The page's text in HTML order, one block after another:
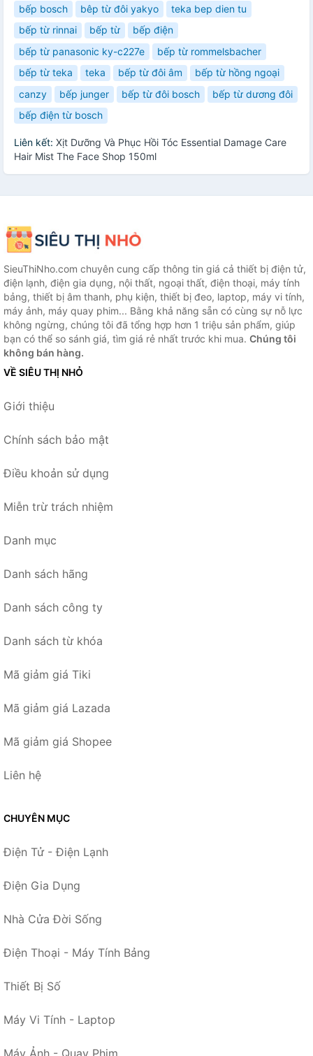
bếp bosch
bêp từ đôi yakyo
teka bep dien tu
bếp từ rinnai
bếp từ
bếp điện
bếp từ panasonic ky-c227e
bếp từ rommelsbacher
bếp từ teka
teka bếp từ đôi âm
bếp từ hồng ngoại
canzy
bếp junger bếp từ đôi bosch
bếp từ dương đôi
bếp điện từ bosch
Liên kết: Xịt Dưỡng Và Phục Hồi Tóc Essential Damage Care
Hair Mist The Face Shop 150ml
SieuThiNho.com chuyên cung cấp thông tin giá cả thiết bị điện tử,
điện lạnh, điện gia dụng, nội thất, ngoại thất, điện thoại, máy tính
bảng, thiết bị âm thanh, phụ kiện, thiết bị đeo, laptop, máy vi tính,
máy ảnh, máy quay phim... Bằng khả năng sẵn có cùng sự nỗ lực
không ngừng, chúng tôi đã tổng hợp hơn 1 triệu sản phẩm, giúp
bạn có thể so sánh giá, tìm giá rẻ nhất trước khi mua. Chúng tôi
không bán hàng.
VỀ SIÊU THỊ NHỎ
Giới thiệu
Chính sách bảo mật
Điều khoản sử dụng
Miễn trừ trách nhiệm
Danh mục
Danh sách hãng
Danh sách công ty
Danh sách từ khóa
Mã giảm giá Tiki
Mã giảm giá Lazada
Mã giảm giá Shopee
Liên hệ
CHUYÊN MỤC
Điện Tử - Điện Lạnh
Điện Gia Dụng
Nhà Cửa Đời Sống
Điện Thoại - Máy Tính Bảng
Thiết Bị Số
Máy Vi Tính - Laptop
Máy Ảnh - Quay Phim